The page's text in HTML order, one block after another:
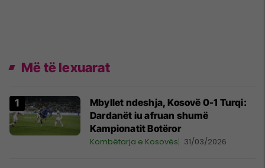
Më të lexuarat
Mbyllet ndeshja, Kosovë 0-1 Turqi:
Dardanët iu afruan shumë
Kampionatit Botëror
Kombëtarja e Kosovës 31/03/2026